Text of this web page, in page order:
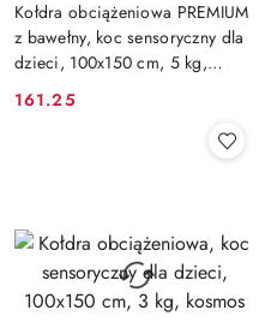
Kołdra obciążeniowa PREMIUM
z bawełny, koc sensoryczny dla
dzieci, 100x150 cm, 5 kg,
kosmos
Cena:
161.25